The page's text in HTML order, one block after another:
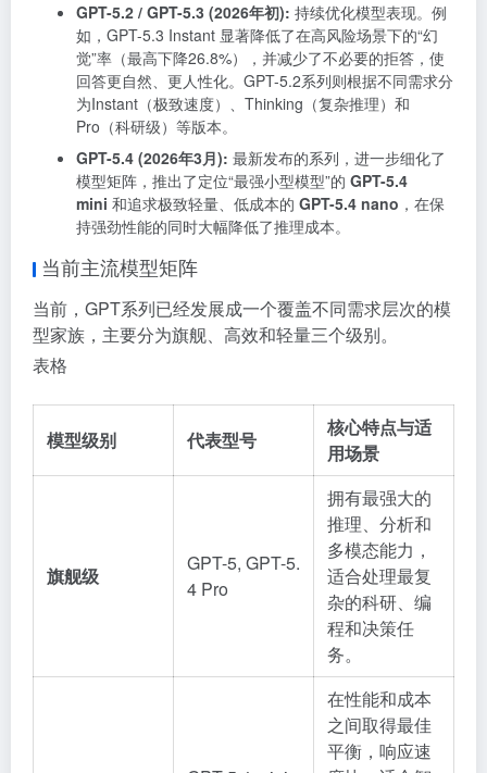
GPT-5.2 / GPT-5.3 (2026年初): 持续优化模型表现。例
如，GPT-5.3 Instant 显著降低了在高风险场景下的“幻
觉”率（最高下降26.8%），并减少了不必要的拒答，使
回答更自然、更人性化。GPT-5.2系列则根据不同需求分
为Instant（极致速度）、Thinking（复杂推理）和
Pro（科研级）等版本。
GPT-5.4 (2026年3月): 最新发布的系列，进一步细化了
模型矩阵，推出了定位“最强小型模型”的 GPT-5.4
mini 和追求极致轻量、低成本的 GPT-5.4 nano ，在保
持强劲性能的同时大幅降低了推理成本。
当前主流模型矩阵
当前，GPT系列已经发展成一个覆盖不同需求层次的模
型家族，主要分为旗舰、高效和轻量三个级别。
表格
模型级别 代表型号
核心特点与适
用场景
旗舰级
GPT-5, GPT-5.
4 Pro
拥有最强大的
推理、分析和
多模态能力，
适合处理最复
杂的科研、编
程和决策任
务。
在性能和成本
之间取得最佳
平衡，响应速